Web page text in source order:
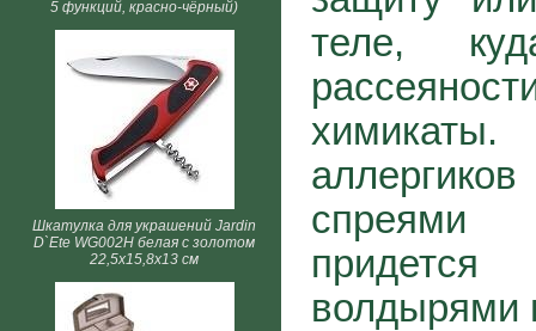
5 функций, красно-чёрный)
Шкатулка для украшений Jardin
D`Ete WG002H белая с золотом
22,5х15,8х13 см
теле,
спреями
волдырями